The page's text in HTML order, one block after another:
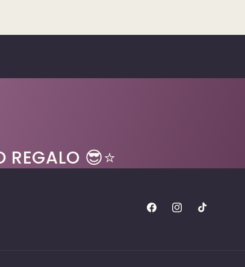
😎⭐
FacebookInstagram
TikTok